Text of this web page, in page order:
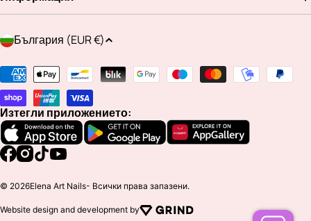
Д
р
ж
а
в
а
/
р
е
България (EUR €)
Методи
на
плащане
Изтегли приложението:
Facebook
Instagram
TikTokYouTube
© 2026Elena Art Nails- Всички права запазени.
Website design and development by